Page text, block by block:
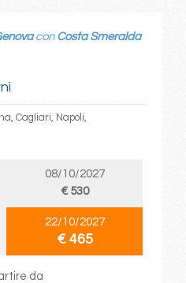
con Costa Smeralda
Cagliari, Napoli,
08/10/2027
€ 530
22/10/2027
€ 465
da